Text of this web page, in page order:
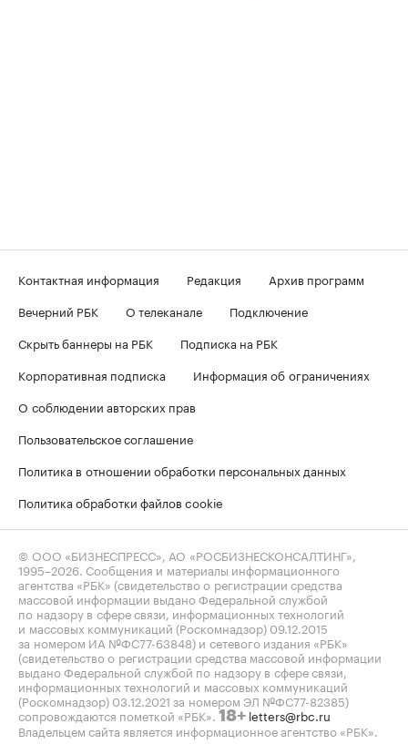
Контактная информация Редакция
Архив программ
Вечерний РБК
О телеканале
Подключение
Скрыть баннеры на РБК
Подписка на РБК
Корпоративная подписка
Информация об ограничениях
О соблюдении авторских прав
Пользовательское соглашение
Политика в отношении обработки персональных данных
Политика обработки файлов cookie
© ООО «БИЗНЕСПРЕСС», АО «РОСБИЗНЕСКОНСАЛТИНГ»,
1995–2026 . Сообщения и материалы информационного
агентства «РБК» (свидетельство о регистрации средства
массовой информации выдано Федеральной службой
по надзору в сфере связи, информационных технологий
и массовых коммуникаций (Роскомнадзор) 09.12.2015
за номером ИА №ФС77-63848) и сетевого издания «РБК»
(свидетельство о регистрации средства массовой информации
выдано Федеральной службой по надзору в сфере связи,
информационных технологий и массовых коммуникаций
(Роскомнадзор) 03.12.2021 за номером ЭЛ №ФС77-82385)
сопровождаются пометкой «РБК». 18+ letters@rbc.ru
Владельцем сайта является информационное агентство «РБК».